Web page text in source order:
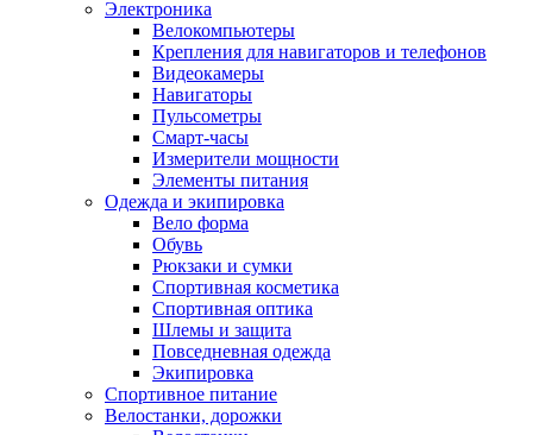
Электроника
Велокомпьютеры
Крепления для навигаторов и телефонов
Видеокамеры
Навигаторы
Пульсометры
Смарт-часы
Измерители мощности
Элементы питания
Одежда и экипировка
Вело форма
Обувь
Рюкзаки и сумки
Спортивная косметика
Спортивная оптика
Шлемы и защита
Повседневная одежда
Экипировка
Спортивное питание
Велостанки, дорожки